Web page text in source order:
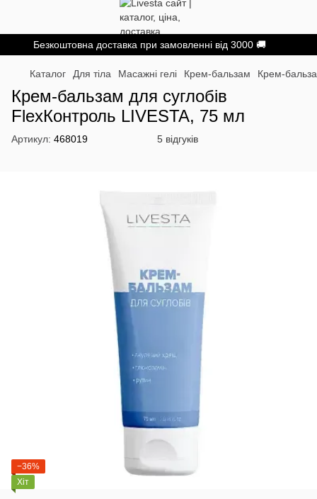
Безкоштовна доставка при замовленні від 3000 🚚
Каталог Для тіла Масажні гелі Крем-бальзам Крем-
Крем-бальзам для суглобів
FlexКонтроль LIVESTA, 75 мл
Артикул: 468019 5 відгуків
−36%
Хіт